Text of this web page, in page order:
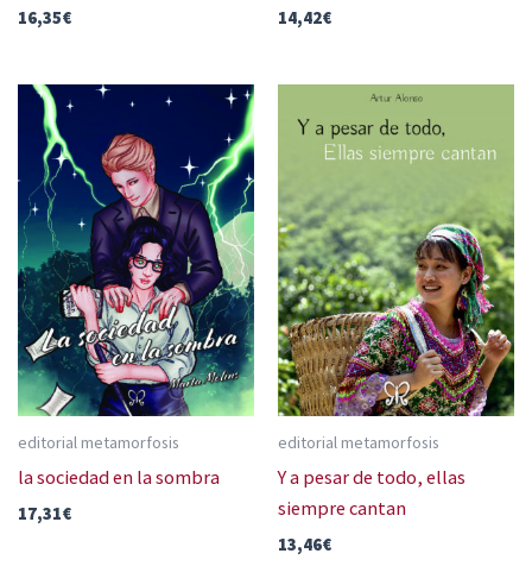
16,35€ 14,42€
editorial metamorfosis
la sociedad en la sombra
17,31€
editorial metamorfosis
Y a pesar de todo, ellas
siempre cantan
13,46€